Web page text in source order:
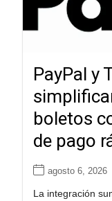
PayPal y
boletos
de pago
agosto 6, 2026
La integración